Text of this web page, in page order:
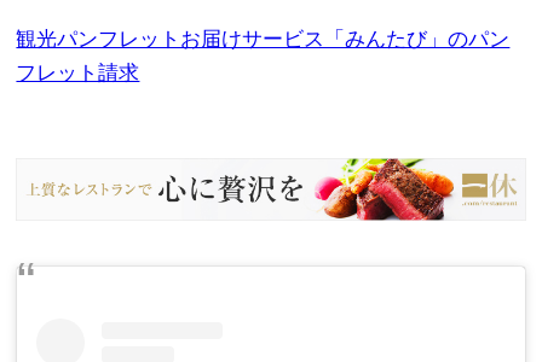
観光パンフレットお届けサービス「みんたび」のパン
フレット請求